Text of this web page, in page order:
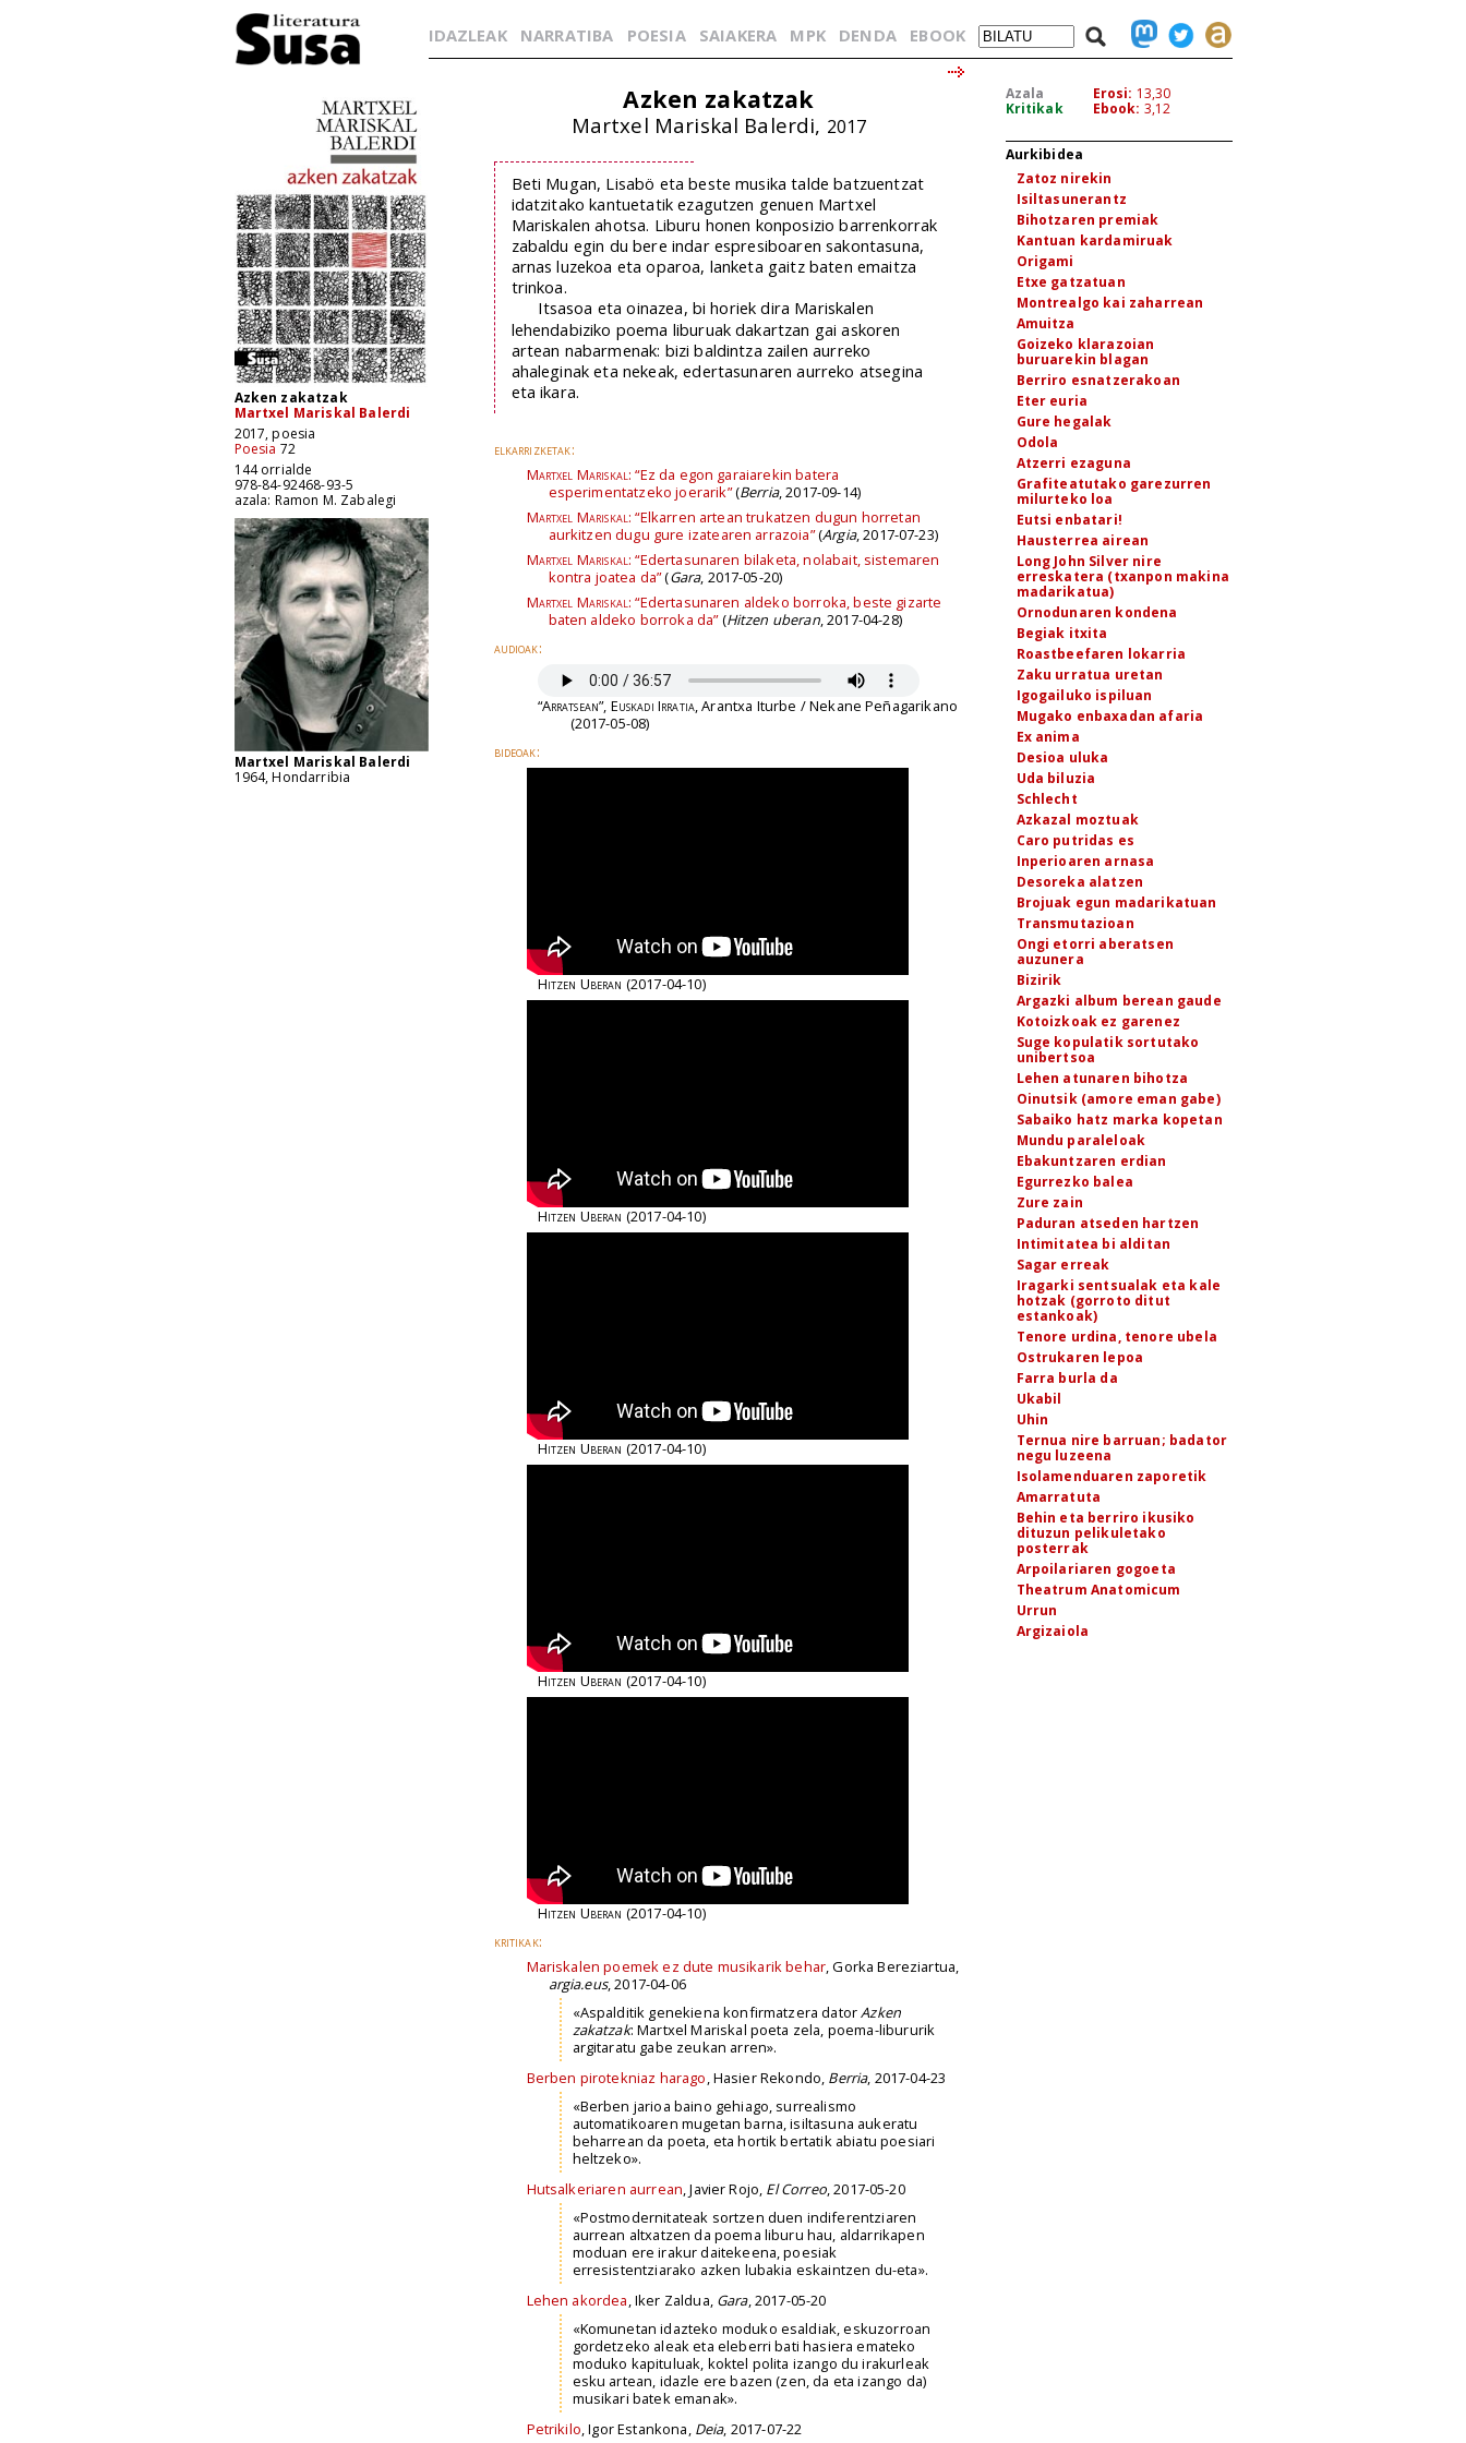
Azken zakatzak
Martxel Mariskal Balerdi
2017, poesia
Poesia 72
144 orrialde
978-84-92468-93-5
azala: Ramon M. Zabalegi
Martxel Mariskal Balerdi
1964, Hondarribia
IDAZLEAK NARRATIBA POESIA SAIAKERA MPK DENDA EBOOK
Azala
Kritikak
Erosi: 13,30
Ebook: 3,12
Aurkibidea
Zatoz nirekin
Isiltasunerantz
Bihotzaren premiak
Kantuan kardamiruak
Origami
Etxe gatzatuan
Montrealgo kai zaharrean
Amuitza
Goizeko klarazoian
buruarekin blagan
Berriro esnatzerakoan
Eter euria
Gure hegalak
Odola
Atzerri ezaguna
Grafiteatutako garezurren
milurteko loa
Eutsi enbatari!
Hausterrea airean
Long John Silver nire
erreskatera (txanpon makina
madarikatua)
Ornodunaren kondena
Begiak itxita
Roastbeefaren lokarria
Zaku urratua uretan
Igogailuko ispiluan
Mugako enbaxadan afaria
Ex anima
Desioa uluka
Uda biluzia
Schlecht
Azkazal moztuak
Caro putridas es
Inperioaren arnasa
Desoreka alatzen
Brojuak egun madarikatuan
Transmutazioan
Ongi etorri aberatsen
auzunera
Bizirik
Argazki album berean gaude
Kotoizkoak ez garenez
Suge kopulatik sortutako
unibertsoa
Lehen atunaren bihotza
Oinutsik (amore eman gabe)
Sabaiko hatz marka kopetan
Mundu paraleloak
Ebakuntzaren erdian
Egurrezko balea
Zure zain
Paduran atseden hartzen
Intimitatea bi alditan
Sagar erreak
Iragarki sentsualak eta kale
hotzak (gorroto ditut
estankoak)
Tenore urdina, tenore ubela
Ostrukaren lepoa
Farra burla da
Ukabil
Uhin
Ternua nire barruan; badator
negu luzeena
Isolamenduaren zaporetik
Amarratuta
Behin eta berriro ikusiko
dituzun pelikuletako
posterrak
Arpoilariaren gogoeta
Theatrum Anatomicum
Urrun
Argizaiola
Azken zakatzak
Martxel Mariskal Balerdi, 2017
Beti Mugan, Lisabö eta beste musika talde batzuentzat
idatzitako kantuetatik ezagutzen genuen Martxel
Mariskalen ahotsa. Liburu honen konposizio barrenkorrak
zabaldu egin du bere indar espresiboaren sakontasuna,
arnas luzekoa eta oparoa, lanketa gaitz baten emaitza
trinkoa.
Itsasoa eta oinazea, bi horiek dira Mariskalen
lehendabiziko poema liburuak dakartzan gai askoren
artean nabarmenak: bizi baldintza zailen aurreko
ahaleginak eta nekeak, edertasunaren aurreko atsegina
eta ikara.
elkarrizketak:
Martxel Mariskal: “Ez da egon garaiarekin batera
esperimentatzeko joerarik”(Berria, 2017-09-14)
Martxel Mariskal: “Elkarren artean trukatzen dugun horretan
aurkitzen dugu gure izatearen arrazoia”(Argia, 2017-07-23)
Martxel Mariskal: “Edertasunaren bilaketa, nolabait, sistemaren
kontra joatea da”(Gara, 2017-05-20)
Martxel Mariskal: “Edertasunaren aldeko borroka, beste gizarte
baten aldeko borroka da”(Hitzen uberan, 2017-04-28)
audioak:
“Arratsean”, Euskadi Irratia, Arantxa Iturbe / Nekane Peñagarikano
(2017-05-08)
bideoak:
Hitzen Uberan (2017-04-10)
Hitzen Uberan (2017-04-10)
Hitzen Uberan (2017-04-10)
Hitzen Uberan (2017-04-10)
Hitzen Uberan (2017-04-10)
kritikak:
Mariskalen poemek ez dute musikarik behar, Gorka Bereziartua,
argia.eus, 2017-04-06
«Aspalditik genekiena konfirmatzera datorAzken
zakatzak: Martxel Mariskal poeta zela, poema-libururik
argitaratu gabe zeukan arren».
Berben pirotekniaz harago, Hasier Rekondo, Berria, 2017-04-23
«Berben jarioa baino gehiago, surrealismo
automatikoaren mugetan barna, isiltasuna aukeratu
beharrean da poeta, eta hortik bertatik abiatu poesiari
heltzeko».
Hutsalkeriaren aurrean, Javier Rojo, El Correo, 2017-05-20
«Postmodernitateak sortzen duen indiferentziaren
aurrean altxatzen da poema liburu hau, aldarrikapen
moduan ere irakur daitekeena, poesiak
erresistentziarako azken lubakia eskaintzen du-eta».
Lehen akordea, Iker Zaldua, Gara, 2017-05-20
«Komunetan idazteko moduko esaldiak, eskuzorroan
gordetzeko aleak eta eleberri bati hasiera emateko
moduko kapituluak, koktel polita izango du irakurleak
esku artean, idazle ere bazen (zen, da eta izango da)
musikari batek emanak».
Petrikilo, Igor Estankona, Deia, 2017-07-22